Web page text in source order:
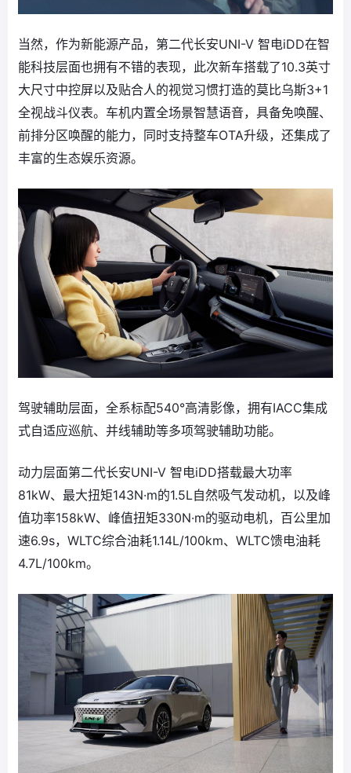
当然，作为新能源产品，第二代长安UNI-V 智电iDD在智
能科技层面也拥有不错的表现，此次新车搭载了10.3英寸
大尺寸中控屏以及贴合人的视觉习惯打造的莫比乌斯3+1
全视战斗仪表。车机内置全场景智慧语音，具备免唤醒、
前排分区唤醒的能力，同时支持整车OTA升级，还集成了
丰富的生态娱乐资源。
驾驶辅助层面，全系标配540°高清影像，拥有IACC集成
式自适应巡航、并线辅助等多项驾驶辅助功能。
动力层面第二代长安UNI-V 智电iDD搭载最大功率
81kW、最大扭矩143N·m的1.5L自然吸气发动机，以及峰
值功率158kW、峰值扭矩330N·m的驱动电机，百公里加
速6.9s，WLTC综合油耗1.14L/100km、WLTC馈电油耗
4.7L/100km。